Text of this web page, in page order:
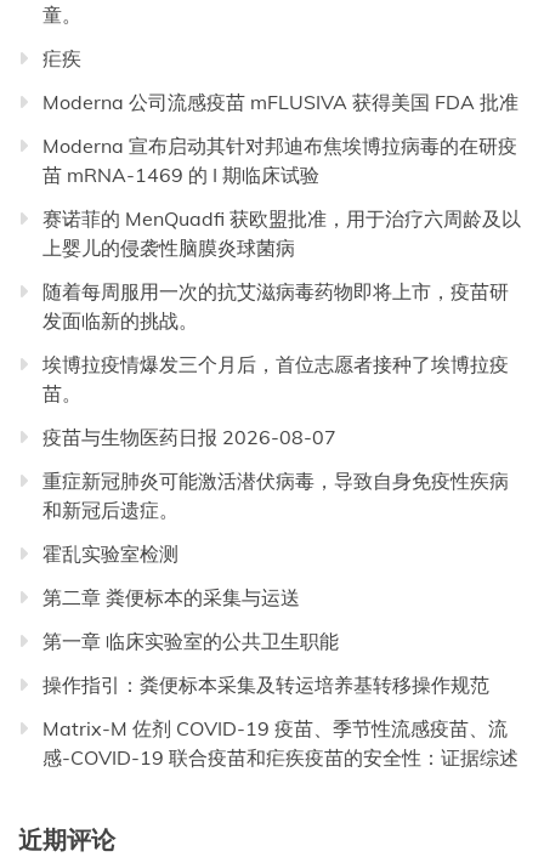
童。
疟疾
Moderna 公司流感疫苗 mFLUSIVA 获得美国 FDA 批准
Moderna 宣布启动其针对邦迪布焦埃博拉病毒的在研疫
苗 mRNA-1469 的 I 期临床试验
赛诺菲的 MenQuadfi 获欧盟批准，用于治疗六周龄及以
上婴儿的侵袭性脑膜炎球菌病
随着每周服用一次的抗艾滋病毒药物即将上市，疫苗研
发面临新的挑战。
埃博拉疫情爆发三个月后，首位志愿者接种了埃博拉疫
苗。
疫苗与生物医药日报 2026-08-07
重症新冠肺炎可能激活潜伏病毒，导致自身免疫性疾病
和新冠后遗症。
霍乱实验室检测
第二章 粪便标本的采集与运送
第一章 临床实验室的公共卫生职能
操作指引：粪便标本采集及转运培养基转移操作规范
Matrix-M 佐剂 COVID-19 疫苗、季节性流感疫苗、流
感-COVID-19 联合疫苗和疟疾疫苗的安全性：证据综述
近期评论